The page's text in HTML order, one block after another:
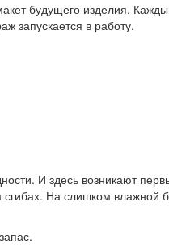
будущего изделия.
запускается в работу.
И здесь возникают
На слишком влажной